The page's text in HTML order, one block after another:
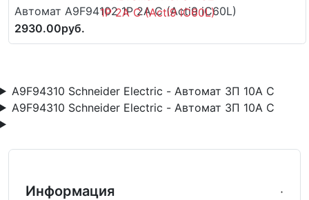
Автомат A9F94102 1P 2A C (Acti9 iC60L)
2930.00руб.
A9F94310 Schneider Electric - Автомат 3П 10A C
A9F94310 Schneider Electric - Автомат 3П 10A C
Информация